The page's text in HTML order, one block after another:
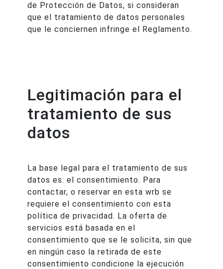
de Protección de Datos, si consideran
que el tratamiento de datos personales
que le conciernen infringe el Reglamento.
Legitimación para el
tratamiento de sus
datos
La base legal para el tratamiento de sus
datos es: el consentimiento. Para
contactar, o reservar en esta wrb se
requiere el consentimiento con esta
política de privacidad. La oferta de
servicios está basada en el
consentimiento que se le solicita, sin que
en ningún caso la retirada de este
consentimiento condicione la ejecución